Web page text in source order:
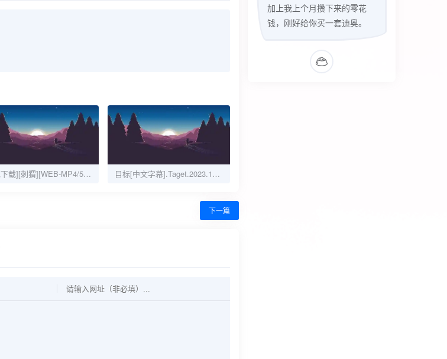
[夸克下载][刺猬][WEB-MP4/5.9GB][国语中字][4K-2160P]][葛优 王俊凯 最新大片] 目标[中文字幕].Taget.2023.1080p.BluRay.x265.10bit.DTS-SONYHD 5.28GB
下一篇
加上我上个月攒下来的零花
钱，刚好给你买一套迪奥。